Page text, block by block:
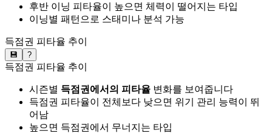
후반 이닝 피타율이 높으면 체력이 떨어지는 타입
이닝별 패턴으로 스태미나 분석 가능
득점권 피타율 추이
💾 ?
득점권 피타율 추이
시즌별 득점권에서의 피타율 변화를 보여줍니다
득점권 피타율이 전체보다 낮으면 위기 관리 능력이 뛰
어남
높으면 득점권에서 무너지는 타입